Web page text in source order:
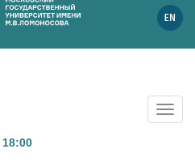
18:00